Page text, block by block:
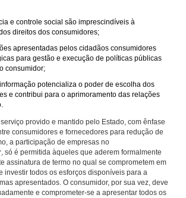
e controle social são imprescindíveis à
direitos dos consumidores;
apresentadas pelos cidadãos consumidores
para gestão e execução de políticas públicas
consumidor;
potencializa o poder de escolha dos
e contribui para o aprimoramento das relações
provido e mantido pelo Estado, com ênfase
consumidores e fornecedores para redução de
a participação de empresas no
, só é permitida àqueles que aderem formalmente
assinatura de termo no qual se comprometem em
investir todos os esforços disponíveis para a
apresentados. O consumidor, por sua vez, deve
e comprometer-se a apresentar todos os